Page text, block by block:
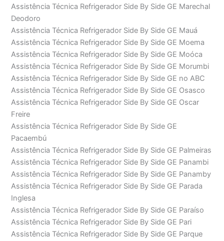
Assistência Técnica Refrigerador Side By Side GE Marechal
Deodoro
Assistência Técnica Refrigerador Side By Side GE Mauá
Assistência Técnica Refrigerador Side By Side GE Moema
Assistência Técnica Refrigerador Side By Side GE Moóca
Assistência Técnica Refrigerador Side By Side GE Morumbi
Assistência Técnica Refrigerador Side By Side GE no ABC
Assistência Técnica Refrigerador Side By Side GE Osasco
Assistência Técnica Refrigerador Side By Side GE Oscar
Freire
Assistência Técnica Refrigerador Side By Side GE
Pacaembú
Assistência Técnica Refrigerador Side By Side GE Palmeiras
Assistência Técnica Refrigerador Side By Side GE Panambi
Assistência Técnica Refrigerador Side By Side GE Panamby
Assistência Técnica Refrigerador Side By Side GE Parada
Inglesa
Assistência Técnica Refrigerador Side By Side GE Paraíso
Assistência Técnica Refrigerador Side By Side GE Pari
Assistência Técnica Refrigerador Side By Side GE Parque